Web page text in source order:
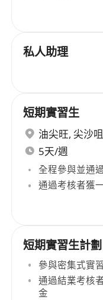
私人助理
短期實習生
油尖旺, 尖沙咀
5天/週
全程參與並通
通過考核者獲
短期實習生計劃
參與密集式實
通過結業考核
金